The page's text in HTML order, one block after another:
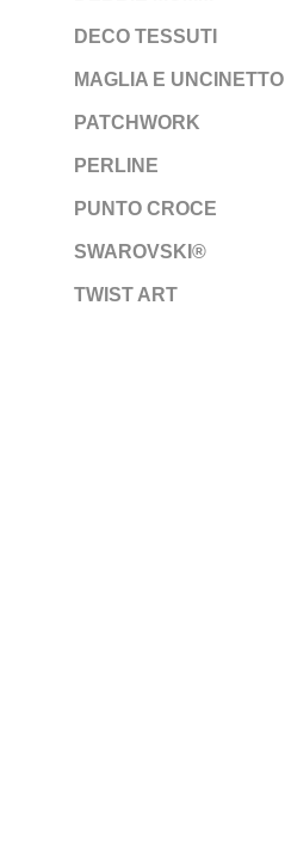
DECO TESSUTI
MAGLIA E UNCINETTO
PATCHWORK
PERLINE
PUNTO CROCE
SWAROVSKI®
TWIST ART